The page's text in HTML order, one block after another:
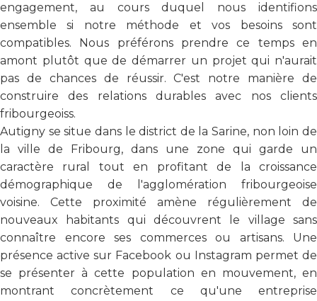
engagement, au cours duquel nous identifions
ensemble si notre méthode et vos besoins sont
compatibles. Nous préférons prendre ce temps en
amont plutôt que de démarrer un projet qui n'aurait
pas de chances de réussir. C'est notre manière de
construire des relations durables avec nos clients
fribourgeoiss.
Autigny se situe dans le district de la Sarine, non loin de
la ville de Fribourg, dans une zone qui garde un
caractère rural tout en profitant de la croissance
démographique de l'agglomération fribourgeoise
voisine. Cette proximité amène régulièrement de
nouveaux habitants qui découvrent le village sans
connaître encore ses commerces ou artisans. Une
présence active sur Facebook ou Instagram permet de
se présenter à cette population en mouvement, en
montrant concrètement ce qu'une entreprise